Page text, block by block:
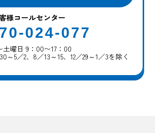
様コールセンター
024-077
曜日 9：00〜17：00
5／2、8／13～15、12／29～1／3を除く